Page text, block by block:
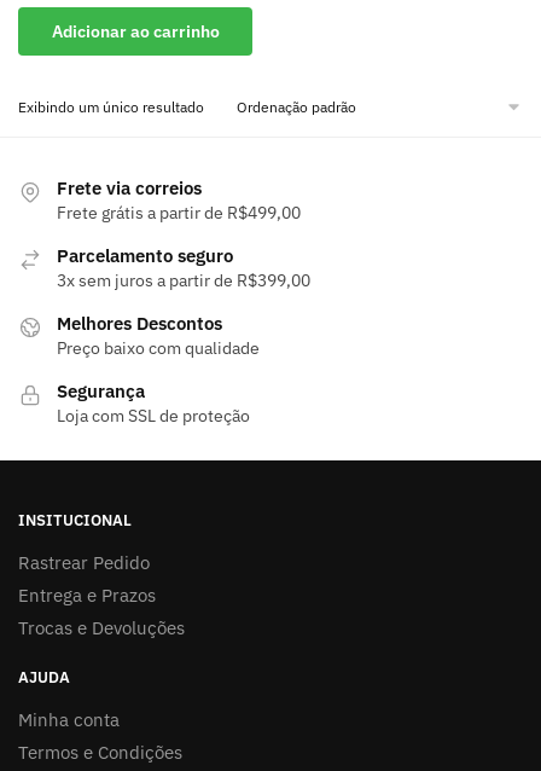
Adicionar ao carrinho
Exibindo um único resultado
Frete via correios
Frete grátis a partir de R$499,00
Parcelamento seguro
3x sem juros a partir de R$399,00
Melhores Descontos
Preço baixo com qualidade
Segurança
Loja com SSL de proteção
INSITUCIONAL
Rastrear Pedido
Entrega e Prazos
Trocas e Devoluções
AJUDA
Minha conta
Termos e Condições